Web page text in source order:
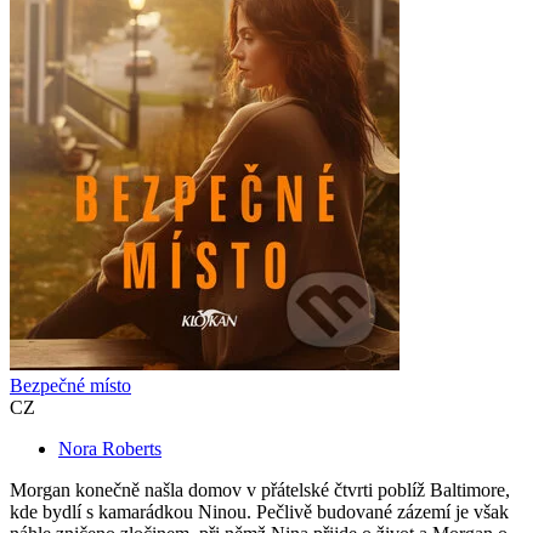
Bezpečné místo
CZ
Nora Roberts
Morgan konečně našla domov v přátelské čtvrti poblíž Baltimore,
kde bydlí s kamarádkou Ninou. Pečlivě budované zázemí je však